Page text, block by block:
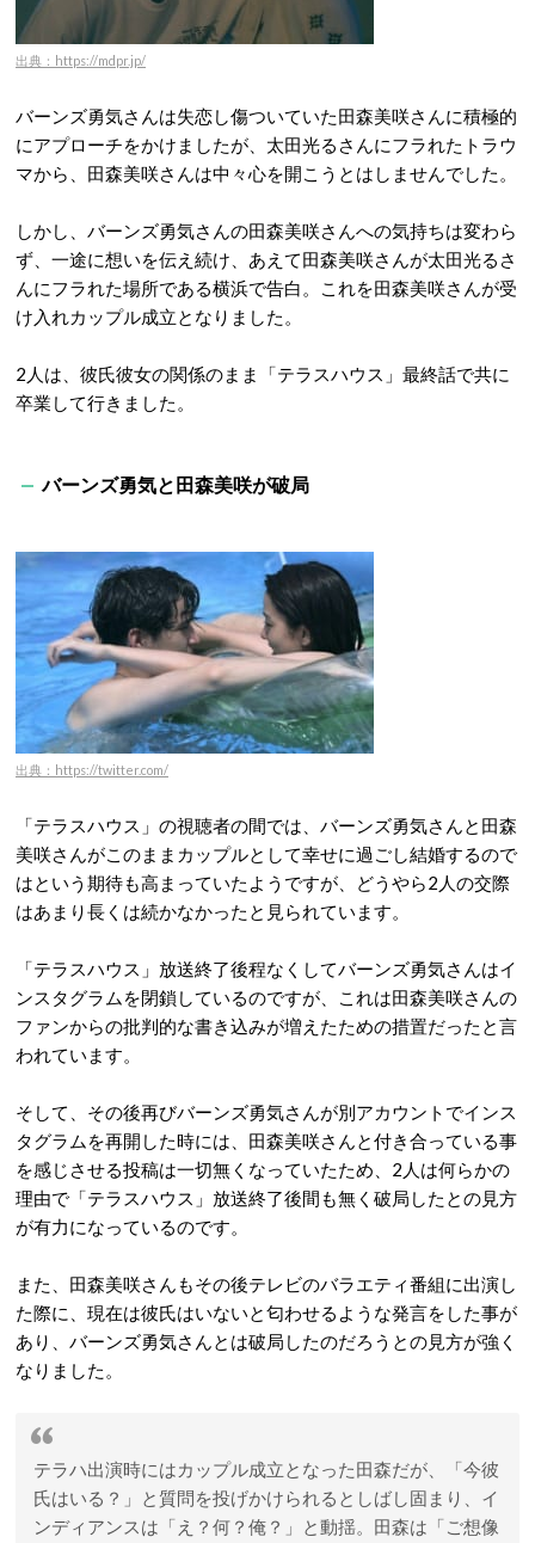
出典：https://mdpr.jp/
バーンズ勇気さんは失恋し傷ついていた田森美咲さんに積極的
にアプローチをかけましたが、太田光るさんにフラれたトラウ
マから、田森美咲さんは中々心を開こうとはしませんでした。
しかし、バーンズ勇気さんの田森美咲さんへの気持ちは変わら
ず、一途に想いを伝え続け、あえて田森美咲さんが太田光るさ
んにフラれた場所である横浜で告白。これを田森美咲さんが受
け入れカップル成立となりました。
2人は、彼氏彼女の関係のまま「テラスハウス」最終話で共に
卒業して行きました。
バーンズ勇気と田森美咲が破局
出典：https://twitter.com/
「テラスハウス」の視聴者の間では、バーンズ勇気さんと田森
美咲さんがこのままカップルとして幸せに過ごし結婚するので
はという期待も高まっていたようですが、どうやら2人の交際
はあまり長くは続かなかったと見られています。
「テラスハウス」放送終了後程なくしてバーンズ勇気さんはイ
ンスタグラムを閉鎖しているのですが、これは田森美咲さんの
ファンからの批判的な書き込みが増えたための措置だったと言
われています。
そして、その後再びバーンズ勇気さんが別アカウントでインス
タグラムを再開した時には、田森美咲さんと付き合っている事
を感じさせる投稿は一切無くなっていたため、2人は何らかの
理由で「テラスハウス」放送終了後間も無く破局したとの見方
が有力になっているのです。
また、田森美咲さんもその後テレビのバラエティ番組に出演し
た際に、現在は彼氏はいないと匂わせるような発言をした事が
あり、バーンズ勇気さんとは破局したのだろうとの見方が強く
なりました。
テラハ出演時にはカップル成立となった田森だが、「今彼
氏はいる？」と質問を投げかけられるとしばし固まり、イ
ンディアンスは「え？何？俺？」と動揺。田森は「ご想像